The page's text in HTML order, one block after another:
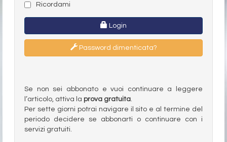
Ricordami
Login
Password dimenticata?
Se non sei abbonato e vuoi continuare a leggere
l’articolo, attiva la prova gratuita
Per sette giorni potrai navigare il sito e al termine del
periodo decidere se abbonarti o continuare con i
servizi gratuiti.